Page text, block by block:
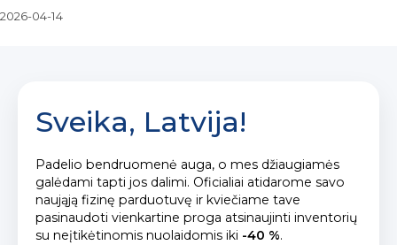
2026-04-14
Sveika, Latvija!
Padelio bendruomenė auga, o mes džiaugiamės
galėdami tapti jos dalimi. Oficialiai atidarome savo
naująją fizinę parduotuvę ir kviečiame tave
pasinaudoti vienkartine proga atsinaujinti inventorių
su neįtikėtinomis nuolaidomis iki -40 %.